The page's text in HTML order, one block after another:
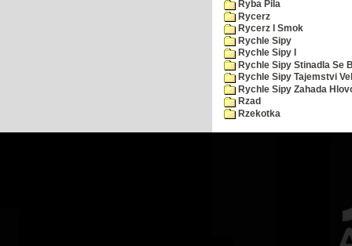
Ryba Pila
Rycerz
Rycerz I Smok
Rychle Sipy
Rychle Sipy I
Rychle Sipy Stinadla Se
Rychle Sipy Tajemstvi
Rychle Sipy Zahada
Rzad
Rzekotka